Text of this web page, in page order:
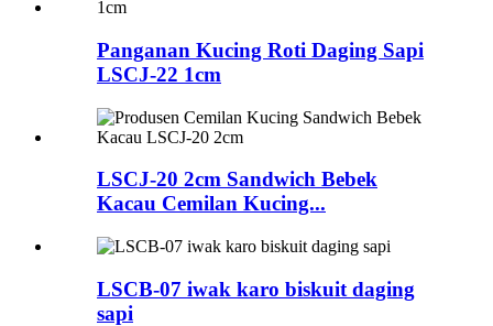
Panganan Kucing Roti Daging Sapi
LSCJ-22 1cm
LSCJ-20 2cm Sandwich Bebek
Kacau Cemilan Kucing...
LSCB-07 iwak karo biskuit daging
sapi